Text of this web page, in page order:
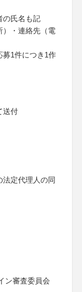
の氏名も記
）・連絡先（電
1件につき1作
送付
定代理人の同
ン審査委員会